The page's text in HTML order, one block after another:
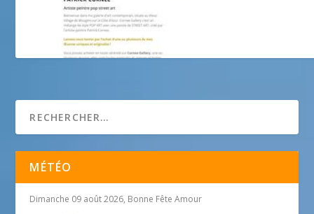
MÉTÉO
Dimanche 09 août 2026, Bonne Fête Amour